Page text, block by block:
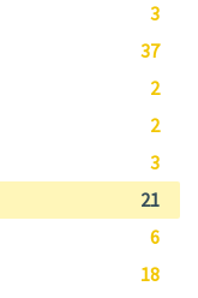
3
37
2
2
3
21
6
18